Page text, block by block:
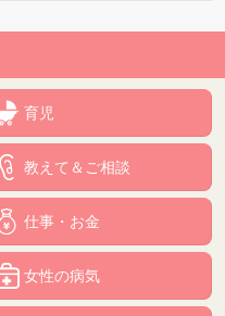
育児
教えて＆ご相談
仕事・お金
女性の病気